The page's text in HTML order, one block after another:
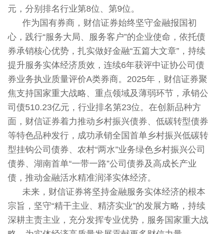
元，分别排名行业第8位、第9位。
作为国有券商，财信证券始终坚守金融报国初
心，践行“服务大局、服务客户”的企业使命，依托债
券承销核心优势，扎实做好金融“五篇大文章”，持续
提升服务实体经济质效，连续6年获评中证协公司债
券业务执业质量评价A类券商。2025年，财信证券聚
焦支持国家重大战略、重点领域及薄弱环节，承销公
司债510.23亿元，行业排名第23位。在创新品种方
面，财信证券着力推动乡村振兴债券、低碳转型债券
等特色品种发行，成功承销全国首单乡村振兴低碳转
型挂钩公司债券、农村“两水”业务绿色乡村振兴公司
债券、湖南首单“一带一路”公司债券及高成长产业
债，推动金融活水精准润泽实体经济。
未来，财信证券将坚持金融服务实体经济的根本
宗旨，坚守“精干主业、精济实业”的发展方略，持续
深耕主责主业，充分发挥专业优势，服务国家重大战